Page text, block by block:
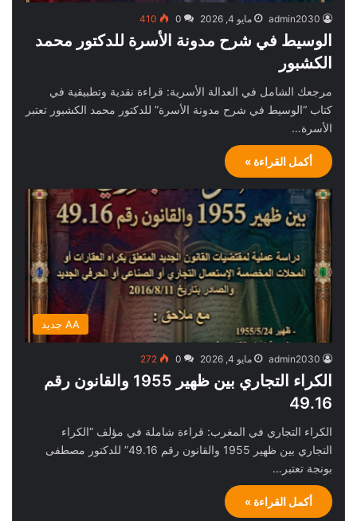
admin2030 مايو 4, 2026 0
410
الوسيط في شرح مدونة الأسرة للدكتور محمد
الكشبور
مرجعك الشامل في العدالة الأسرية: قراءة نقدية وتطبيقية في
كتاب “الوسيط في شرح مدونة الأسرة” للدكتور محمد الكشبور تعتبر
الأسرة…
أكمل القراءة »
AA جديد
admin2030 مايو 4, 2026 0
272
الكراء التجاري بين ظهير 1955 والقانون رقم
49.16
الكراء التجاري في المغرب: قراءة شاملة في مؤلف “الكراء
التجاري بين ظهير 1955 والقانون رقم 49.16” للدكتور مصطفى
بونجة تعتبر…
أكمل القراءة »